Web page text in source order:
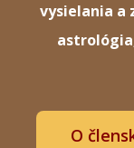
vysielania a
O